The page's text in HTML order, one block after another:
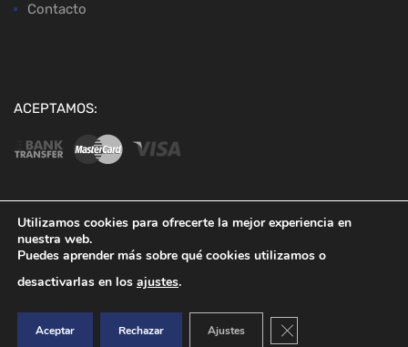
Contacto
ACEPTAMOS:
Utilizamos cookies para ofrecerte la mejor experiencia en
nuestra web.
Puedes aprender más sobre qué cookies utilizamos o
desactivarlas en los ajustes.
Aceptar Rechazar Ajustes Cerrar el banner de